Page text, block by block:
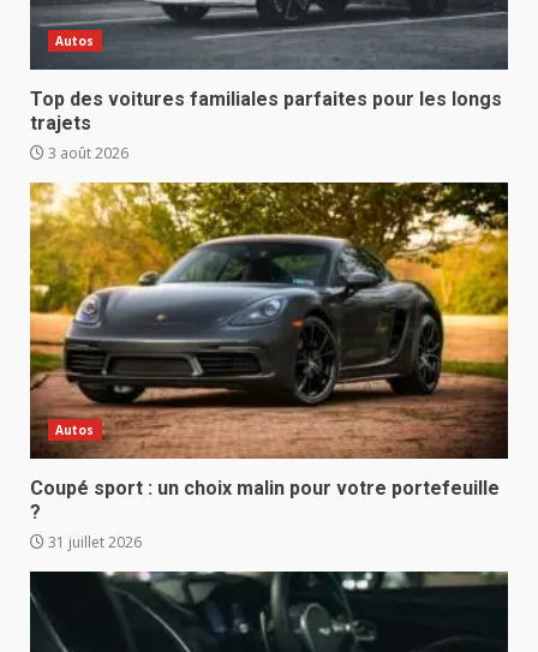
Autos
Top des voitures familiales parfaites pour les longs
trajets
3 août 2026
Autos
Coupé sport : un choix malin pour votre portefeuille
?
31 juillet 2026